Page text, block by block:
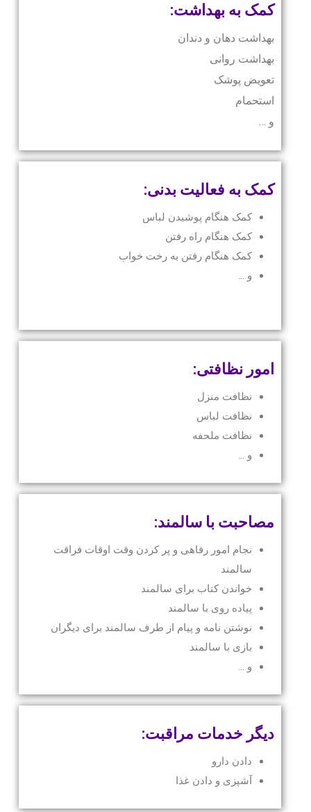
سوالات متداول
کمک به بهداشت:
بهداشت دهان و دندان
بهداشت روانی
تعویض پوشک
استحمام
و …
کمک به فعالیت بدنی:
کمک هنگام پوشیدن لباس
کمک هنگام راه رفتن
کمک هنگام رفتن به رخت خواب
و …
امور نظافتی:
نظافت منزل
نظافت لباس
نظافت ملحفه
و …
مصاحبت با سالمند:
نجام امور رفاهی و پر کردن وقت اوقات فراقت
سالمند
خواندن کتاب برای سالمند
پیاده روی با سالمند
نوشتن نامه و پیام از طرف سالمند برای دیگران
بازی با سالمند
و …
دیگر خدمات مراقبت:
دادن دارو
آشپزی و دادن غذا